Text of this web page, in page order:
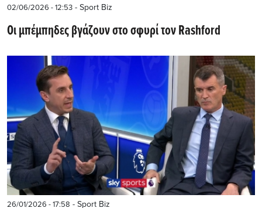
02/06/2026 - 12:53 - Sport Biz
Oι μπέμπηδες βγάζουν στο σφυρί τον Rashford
26/01/2026 - 17:58 - Sport Biz